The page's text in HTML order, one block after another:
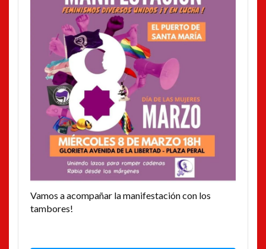
Vamos a acompañar la manifestación con los
tambores!